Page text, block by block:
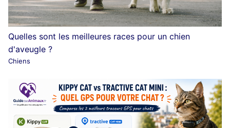
Quelles sont les meilleures races pour un chien
d'aveugle ?
Chiens